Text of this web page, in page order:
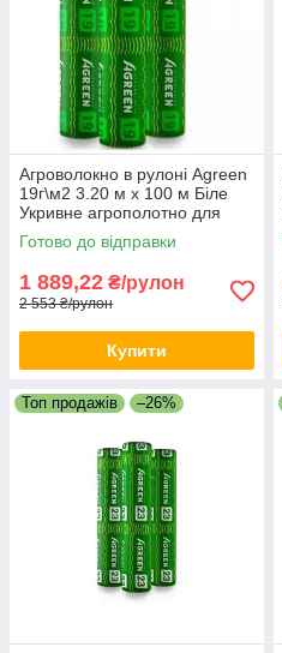
Агроволокно в рулоні Agreen
19г\м2 3.20 м х 100 м Біле
Укривне агрополотно для
грядок Агрополотно для саду
Готово до відправки
1 889,22 ₴/рулон
2 553 ₴/рулон
Купити
Топ продажів –26%